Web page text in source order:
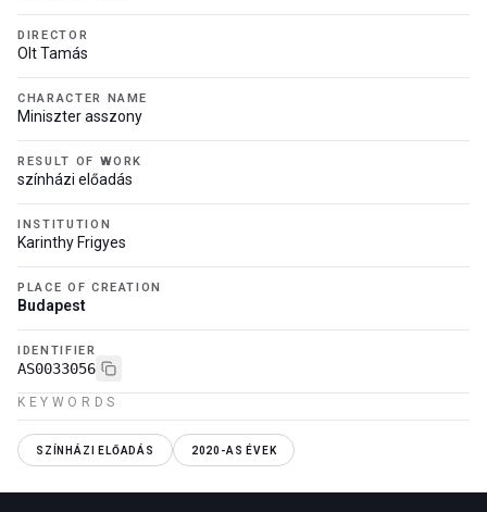
DIRECTOR
Olt Tamás
CHARACTER NAME
Miniszter asszony
RESULT OF WORK
színházi előadás
INSTITUTION
Karinthy Frigyes
PLACE OF CREATION
Budapest
IDENTIFIER
AS0033056
KEYWORDS
SZÍNHÁZI ELŐADÁS 2020-AS ÉVEK